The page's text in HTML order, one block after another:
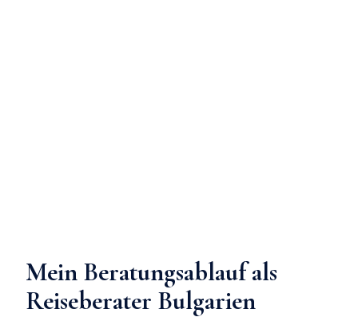
Mein Beratungsablauf als
Reiseberater Bulgarien